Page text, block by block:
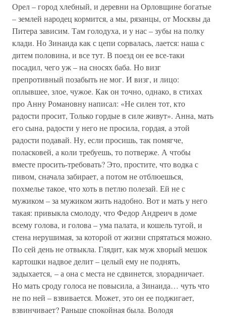
Орел – город хлебный, и деревни на Орловщине богатые
– землей народец кормится, а мы, рязанцы, от Москвы да
Питера зависим. Там голодуха, и у нас – зубы на полку
клади. Но Зинаида как с цепи сорвалась, лается: наша с
дитем половина, и все тут. В поезд он ее все-таки
посадил, чего уж – на сносях баба. Но визг
препротивный позабыть не мог. И визг, и лицо:
оплывшее, злое, чужое. Как он точно, однако, в стихах
про Анну Романовну написал: «Не силен тот, кто
радости просит, Только гордые в силе живут». Анна, мать
его сына, радости у него не просила, гордая, а этой
радости подавай. Ну, если просишь, так помягче,
поласковей, а коли требуешь, то потверже. А чтобы
вместе просить-требовать? Это, простите, что водка с
пивом, сначала забирает, а потом не отблюешься,
похмелье такое, что хоть в петлю полезай. Ей не с
мужиком – за мужиком жить надобно. Вот и мать у него
такая: привыкла смолоду, что Федор Андреич в доме
всему голова, и голова – ума палата, и кошель тугой, и
стена нерушимая, за которой от жизни спрятаться можно.
По сей день не отвыкла. Глядит, как муж хворый мешок
картошки надвое делит – целый ему не поднять,
задыхается, – а она с места не сдвинется, злорадничает.
Но мать сроду голоса не повысила, а Зинаида… чуть что
не по ней – взвивается. Может, это он ее поджигает,
взвинчивает? Раньше спокойная была. Володя